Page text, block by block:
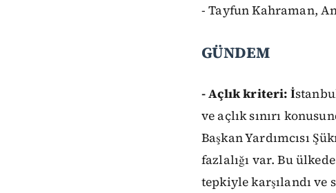
- Tayfun Kahraman,
GÜNDEM
- Açlık kriteri: İ
ve açlık sınırı
Başkan Yardımcısı
fazlalığı var. Bu
tepkiyle karşılandı ve